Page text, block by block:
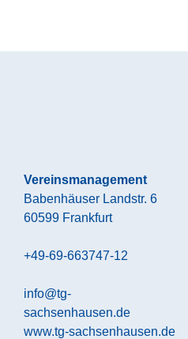
Vereinsmanagement
Babenhäuser Landstr. 6
60599 Frankfurt
+49-69-663747-12
info@tg-
sachsenhausen.de
www.tg-sachsenhausen.de